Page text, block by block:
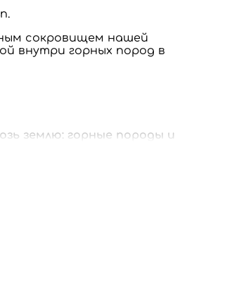
сокровищем нашей
внутри горных пород в
землю: горные породы и